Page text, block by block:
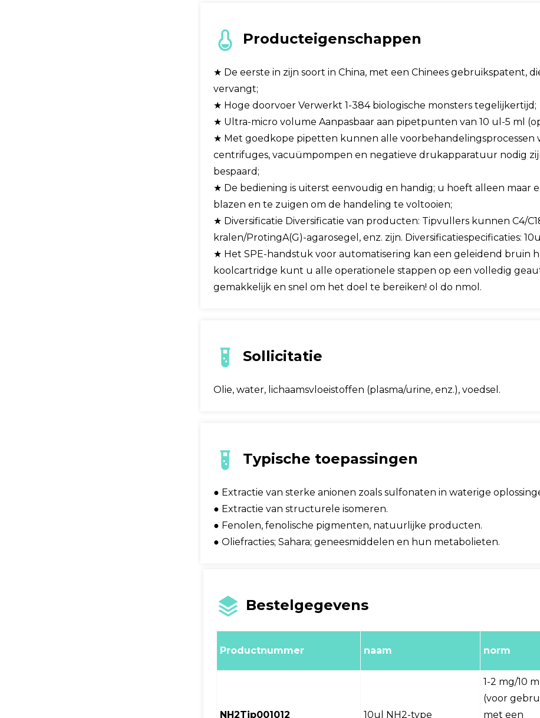
Producteigenschappen
★ De eerste in zijn soort in China, met een Chinees gebruikspatent,
vervangt;
★ Hoge doorvoer Verwerkt 1-384 biologische monsters tegelijkertijd;
★ Ultra-micro volume Aanpasbaar aan pipetpunten van 10 ul-5 ml
★ Met goedkope pipetten kunnen alle
centrifuges, vacuümpompen en negatieve drukapparatuur nodig
bespaard;
★ De bediening is uiterst eenvoudig en handig; u hoeft alleen maar
blazen en te zuigen om de handeling te voltooien;
★ Diversificatie Diversificatie van producten: Tipvullers kunnen C4/
kralen/ProtingA(G)-agarosegel, enz. zijn. Diversificatiespecificaties:
★ Het SPE-handstuk voor automatisering kan een geleidend bruin
koolcartridge kunt u alle operationele stappen op een volledig
gemakkelijk en snel om het doel te bereiken! ol do nmol.
Sollicitatie
Olie, water, lichaamsvloeistoffen (plasma/urine, enz.), voedsel.
Typische toepassingen
● Extractie van sterke anionen zoals sulfonaten in waterige
● Extractie van structurele isomeren.
● Fenolen, fenolische pigmenten, natuurlijke producten.
● Oliefracties; Sahara; geneesmiddelen en hun metabolieten.
Bestelgegevens
Productnummer naam norm
NH2Tip001012 10ul NH2-type
1-2 mg/10 ml
(voor
met een